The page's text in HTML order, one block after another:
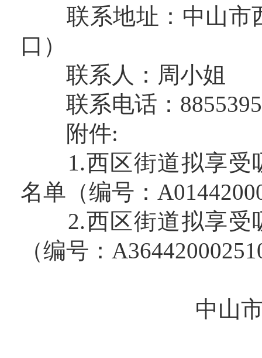
联系地址：中山市
口）
联系人：周小姐
联系电话：
附件:
1.西区街道拟享受
名单（编号：
2.西区街道拟享受
（编号：
中山